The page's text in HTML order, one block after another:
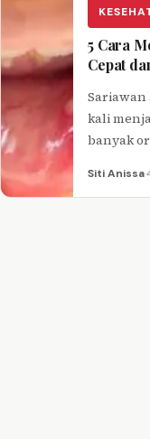
5 Cara
Cepat
kali
banyak
Siti Anissa·